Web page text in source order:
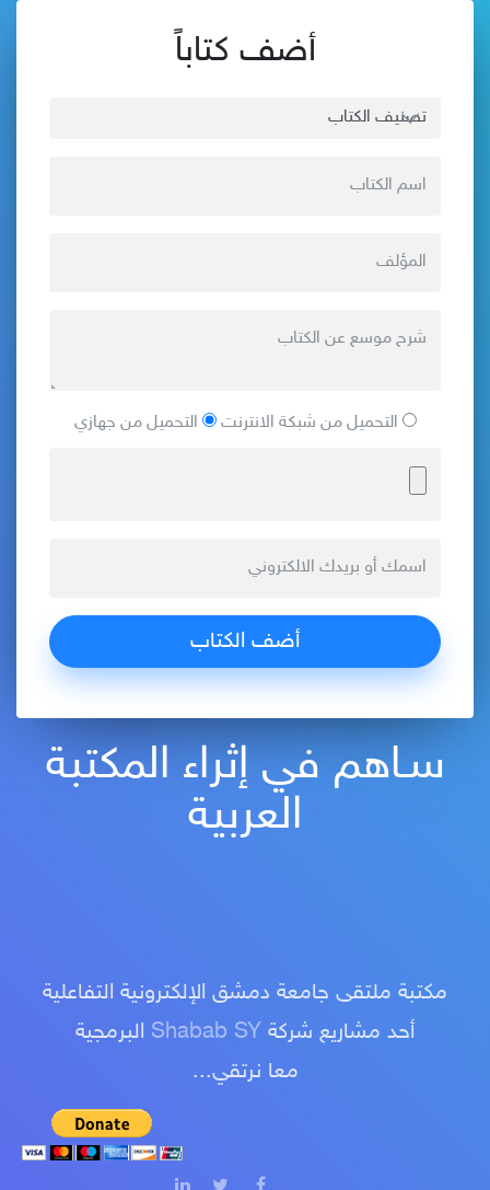
أضف كتاباً
التحميل من شبكة الانترنت التحميل من جهازي
سـاهم في إثراء المكتبة
العربية
مكتبة ملتقى جامعة دمشق الإلكترونية التفاعلية
أحد مشاريع شركة Shabab SY البرمجية
معا نرتقي...